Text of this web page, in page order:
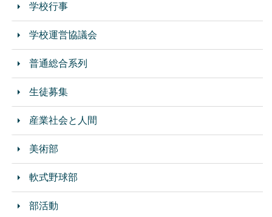
学校行事
学校運営協議会
普通総合系列
生徒募集
産業社会と人間
美術部
軟式野球部
部活動